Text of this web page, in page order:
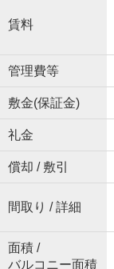
賃料
管理費等
敷金(保証金)
礼金
償却 / 敷引
間取り / 詳細
面積 /
バルコニー面積